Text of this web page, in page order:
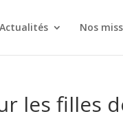
Actualités Nos
les filles